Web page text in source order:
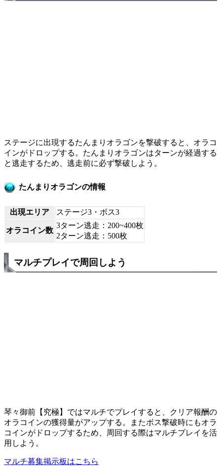
ステージに出現するたんまりオラゴンを撃破すると、オラコ
インがドロップする。たんまりオラゴンはターンが経過する
と逃走するため、逃走前に必ず撃破しよう。
たんまりオラゴンの情報
出現エリア ステージ3・ボス3
オラコイン数
3ターン逃走：200~400枚
2ターン逃走：500枚
マルチプレイで周回しよう
琴々御前【究極】ではマルチでプレイすると、クリア報酬の
オラコインの獲得量がアップする。またボス撃破時にもオラ
コインがドロップするため、周回する際はマルチプレイを活
用しよう。
マルチ募集掲示板はこちら